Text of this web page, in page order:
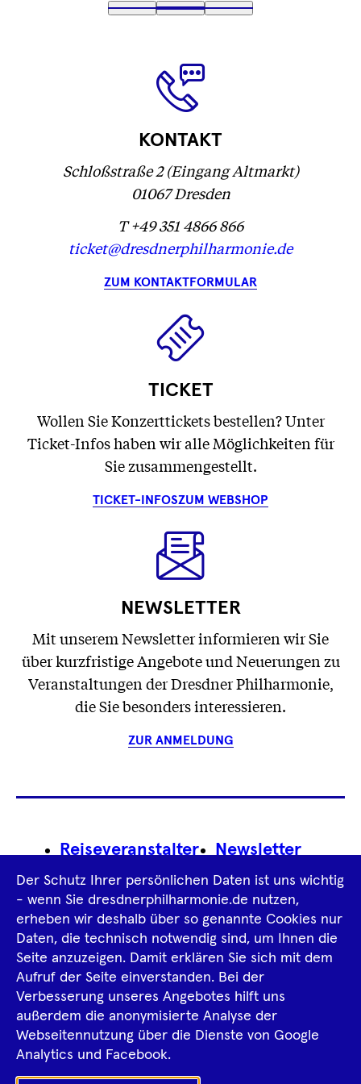
Text
1
Text
2
(
...
Text
3
KONTAKT
Schloßstraße 2 (Eingang Altmarkt)
01067 Dresden
T +49 351 4866 866
ticket@dresdnerphilharmonie.de
ZUM KONTAKTFORMULAR
TICKET
Wollen Sie Konzerttickets bestellen? Unter
Ticket-Infos haben wir alle Möglichkeiten für
Sie zusammengestellt.
TICKET-INFOSZUM WEBSHOP
NEWSLETTER
Mit unserem Newsletter informieren wir Sie
über kurzfristige Angebote und Neuerungen zu
Veranstaltungen der Dresdner Philharmonie,
die Sie besonders interessieren.
ZUR ANMELDUNG
Footer
Reiseveranstalter Newsletter
Impressum
Datenschutz­information AGB
Intern
TiktokFacebook
Instagram
SpotifyYouTube
Der Schutz Ihrer persönlichen Daten ist uns wichtig
- wenn Sie dresdnerphilharmonie.de nutzen,
erheben wir deshalb über so genannte Cookies nur
Daten, die technisch notwendig sind, um Ihnen die
Seite anzuzeigen. Damit erklären Sie sich mit dem
Aufruf der Seite einverstanden. Bei der
Verbesserung unseres Angebotes hilft uns
außerdem die anonymisierte Analyse der
Webseitennutzung über die Dienste von Google
Analytics und Facebook.